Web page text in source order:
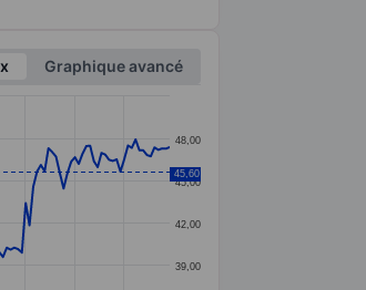
Graphique avancé
39,00
42,00
45,00
48,00
45,60